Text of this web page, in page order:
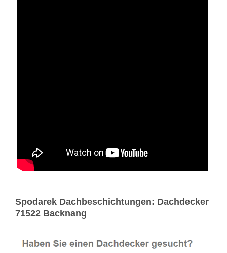
Spodarek Dachbeschichtungen: Dachdecker
71522 Backnang